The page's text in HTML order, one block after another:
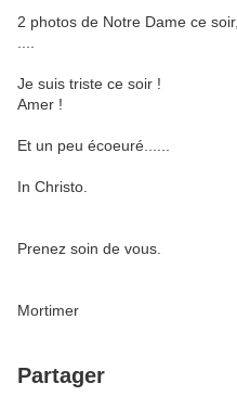
2 photos de Notre Dame ce
Je suis triste ce soir !
Amer !
Et un peu écoeuré......
In Christo.
Prenez soin de vous.
Mortimer
Partager